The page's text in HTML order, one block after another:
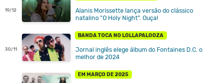
19/12
Alanis Morissette lança versão do clássico
natalino "O Holy Night". Ouça!
30/11
BANDA TOCA NO LOLLAPALOOZA
Jornal inglês elege álbum do Fontaines D.C. o
melhor de 2024
EM MARÇO DE 2025